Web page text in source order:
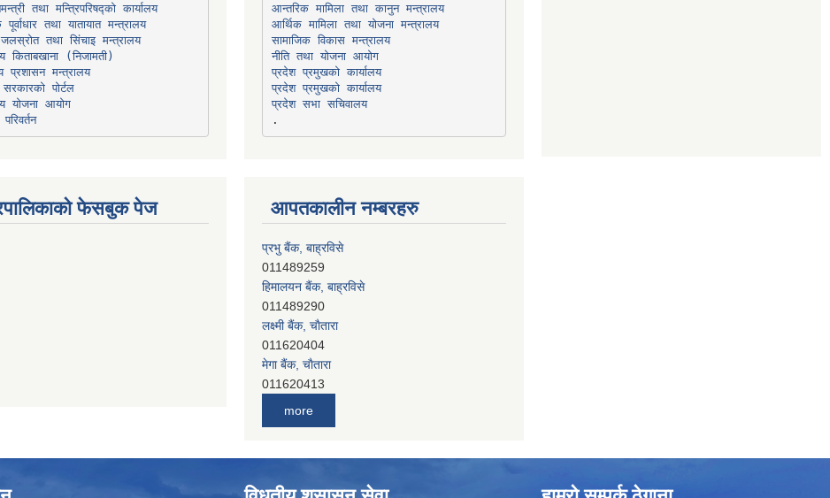
तथा मन्त्रिपरिषद्को कार्यालय
पूर्वाधार तथा यातायात मन्त्रालय
तथा सिंचाइ मन्त्रालय
प्रशासन मन्त्रालय
पोर्टल
योजना आयोग
फेसबुक पेज
आन्तरिक मामिला तथा कानुन मन्त्रालय
आर्थिक मामिला तथा योजना मन्त्रालय
सामाजिक विकास मन्त्रालय
नीति तथा योजना आयोग
प्रदेश प्रमुखको कार्यालय
प्रदेश प्रमुखको कार्यालय
प्रदेश सभा सचिवालय
आपतकालीन नम्बरहरु
प्रभु बैंक, बाह्रविसे
011489259
हिमालयन बैंक, बाह्रविसे
011489290
लक्ष्मी बैंक, चाैतारा
011620404
मेगा बैंक, चाैतारा
011620413
011401005
more